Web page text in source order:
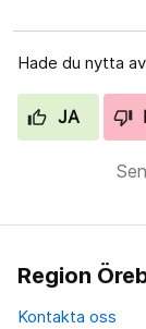
Hade du nytta
JA
Region
Kontakta oss